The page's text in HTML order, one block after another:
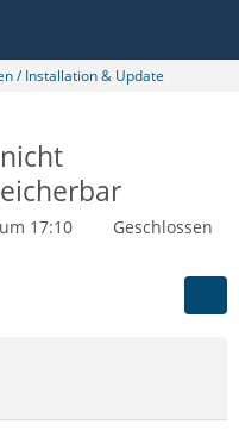
/ Installation & Update
17:10
Geschlossen